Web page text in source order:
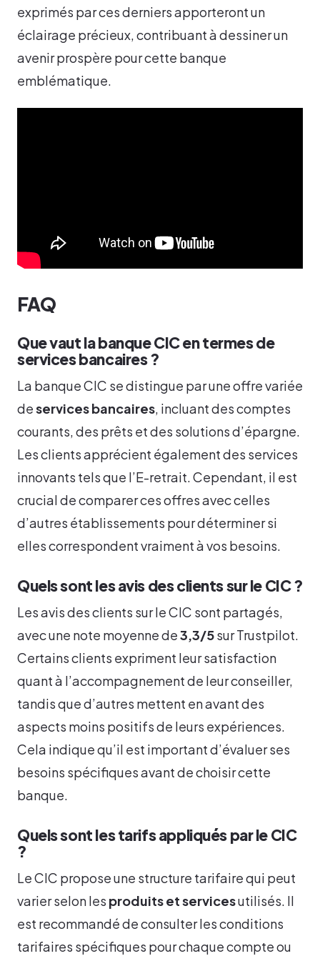
exprimés par ces derniers apporteront un
éclairage précieux, contribuant à dessiner un
avenir prospère pour cette banque
emblématique.
FAQ
Que vaut la banque CIC en termes de
services bancaires ?
La banque CIC se distingue par une offre variée
deservices bancaires, incluant des comptes
courants, des prêts et des solutions d’épargne.
Les clients apprécient également des services
innovants tels que l’E-retrait. Cependant, il est
crucial de comparer ces offres avec celles
d’autres établissements pour déterminer si
elles correspondent vraiment à vos besoins.
Quels sont les avis des clients sur le CIC ?
Les avis des clients sur le CIC sont partagés,
avec une note moyenne de3,3/5sur Trustpilot.
Certains clients expriment leur satisfaction
quant à l’accompagnement de leur conseiller,
tandis que d’autres mettent en avant des
aspects moins positifs de leurs expériences.
Cela indique qu’il est important d’évaluer ses
besoins spécifiques avant de choisir cette
banque.
Quels sont les tarifs appliqués par le CIC
?
Le CIC propose une structure tarifaire qui peut
varier selon les produits et servicesutilisés. Il
est recommandé de consulter les conditions
tarifaires spécifiques pour chaque compte ou